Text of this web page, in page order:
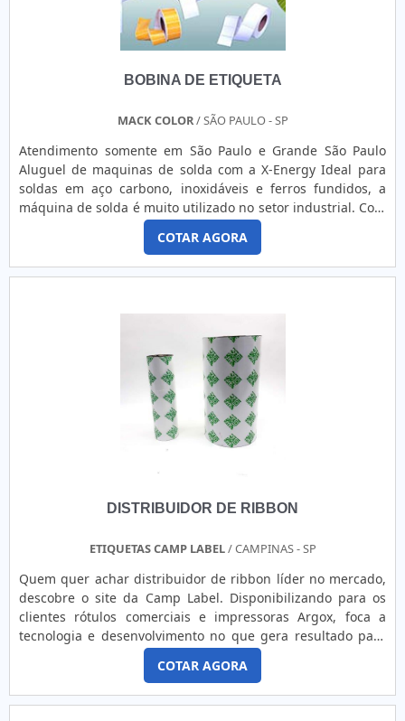
BOBINA DE ETIQUETA
MACK COLOR/ SÃO PAULO - SP
Atendimento somente em São Paulo e Grande São Paulo
Aluguel de maquinas de solda com a X-Energy Ideal para
soldas em aço carbono, inoxidáveis e ferros fundidos, a
máquina de solda é muito utilizado no setor industrial. Com
fácil abertura e manutenção do arco elétrico, é montada
sobre carrinhos com rodas e cabo para facilitar a locomoção
do equipamento em ambientes diversos. Entre os
benefícios proporcionados pelo aluguel de equipamentos
COTAR AGORA
DISTRIBUIDOR DE RIBBON
ETIQUETAS CAMP LABEL/ CAMPINAS - SP
Quem quer achar distribuidor de ribbon líder no mercado,
descobre o site da Camp Label. Disponibilizando para os
clientes rótulos comerciais e impressoras Argox, foca a
tecnologia e desenvolvimento no que gera resultado para
todos os clientes. A empresa garante a satisfação dos
clientes através de um atendimento singular, por meio de
profissionais treinados e altamente qualificados.MAIS
CARACTERÍSTICAS ACERCA DA EMPRESANão obstante,
COTAR AGORA